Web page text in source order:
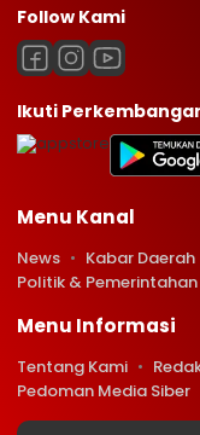
Follow Kami
Ikuti
Menu Kanal
News Kabar Daerah
Politik & Pemerintahan
Menu Informasi
Tentang Kami
Pedoman Media Siber